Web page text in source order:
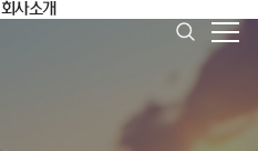
회사소개